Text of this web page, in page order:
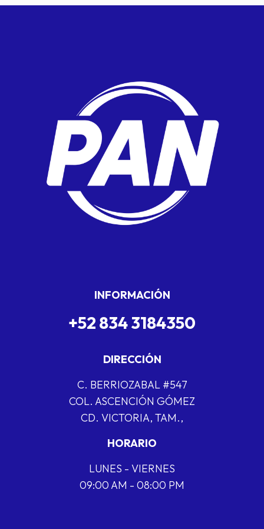
INFORMACIÓN
+52 834 3184350
DIRECCIÓN
C. BERRIOZABAL #547
COL. ASCENCIÓN GÓMEZ
CD. VICTORIA, TAM.,
HORARIO
LUNES - VIERNES
09:00 AM - 08:00 PM